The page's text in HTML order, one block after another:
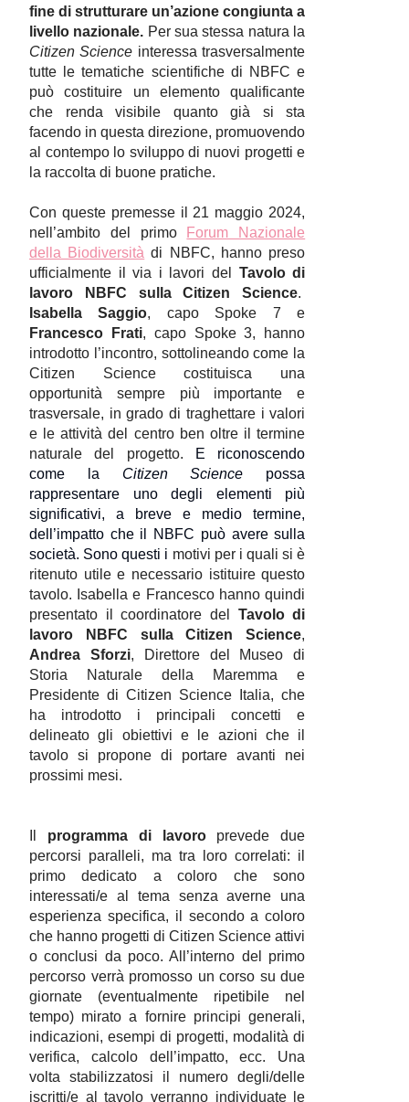
fine di strutturare un’azione congiunta a
livello nazionale. Per sua stessa natura la
Citizen Science interessa trasversalmente
tutte le tematiche scientifiche di NBFC e
può costituire un elemento qualificante
che renda visibile quanto già si sta
facendo in questa direzione, promuovendo
al contempo lo sviluppo di nuovi progetti e
la raccolta di buone pratiche.
Con queste premesse il 21 maggio 2024,
nell’ambito del primo
Forum Nazionale
della Biodiversità di NBFC, hanno preso
ufficialmente il via i lavori del Tavolo di
lavoro NBFC sulla Citizen Science.
Isabella Saggio, capo Spoke 7 e
Francesco Frati, capo Spoke 3, hanno
introdotto l’incontro, sottolineando come la
Citizen Science costituisca una
opportunità sempre più importante e
trasversale, in grado di traghettare i valori
e le attività del centro ben oltre il termine
naturale del progetto.
E riconoscendo
come la Citizen Science possa
rappresentare uno degli elementi più
significativi, a breve e medio termine,
dell’impatto che il NBFC può avere sulla
società. Sono questi i motivi per i quali si è
ritenuto utile e necessario istituire questo
tavolo. Isabella e Francesco hanno quindi
presentato il coordinatore del Tavolo di
lavoro NBFC sulla Citizen Science,
Andrea Sforzi, Direttore del Museo di
Storia Naturale della Maremma e
Presidente di Citizen Science Italia, che
ha introdotto i principali concetti e
delineato gli obiettivi e le azioni che il
tavolo si propone di portare avanti nei
prossimi mesi.
programma di lavoroprevede due
percorsi paralleli, ma tra loro correlati: il
primo dedicato a coloro che sono
interessati/e al tema senza averne una
esperienza specifica, il secondo a coloro
che hanno progetti di Citizen Science attivi
o conclusi da poco. All’interno del primo
percorso verrà promosso un corso su due
giornate (eventualmente ripetibile nel
tempo) mirato a fornire principi generali,
indicazioni, esempi di progetti, modalità di
verifica, calcolo dell’impatto, ecc. Una
volta stabilizzatosi il numero degli/delle
iscritti/e al tavolo verranno individuate le